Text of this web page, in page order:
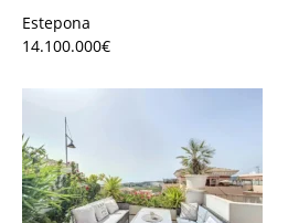
Estepona
14.100.000€